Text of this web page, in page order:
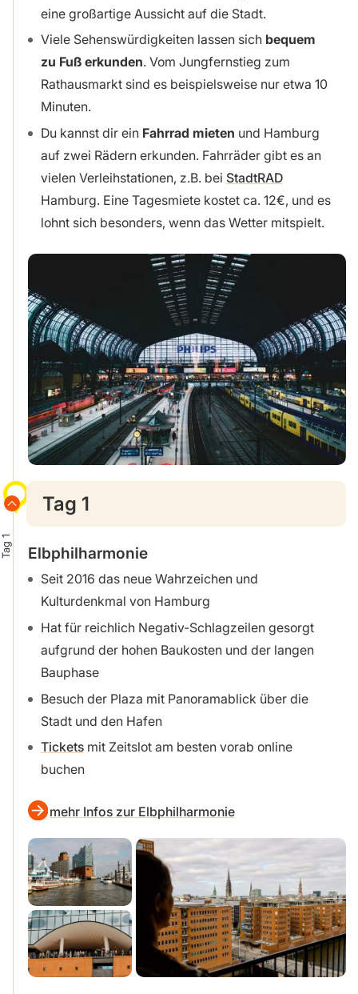
eine großartige Aussicht auf die Stadt.
Viele Sehenswürdigkeiten lassen sich bequem
zu Fuß erkunden. Vom Jungfernstieg zum
Rathausmarkt sind es beispielsweise nur etwa 10
Minuten.
Du kannst dir ein Fahrrad mieten und Hamburg
auf zwei Rädern erkunden. Fahrräder gibt es an
vielen Verleihstationen, z.B. bei StadtRAD
Hamburg. Eine Tagesmiete kostet ca. 12€, und es
lohnt sich besonders, wenn das Wetter mitspielt.
Tag 1
Tag 1
Elbphilharmonie
Seit 2016 das neue Wahrzeichen und
Kulturdenkmal von Hamburg
Hat für reichlich Negativ-Schlagzeilen gesorgt
aufgrund der hohen Baukosten und der langen
Bauphase
Besuch der Plaza mit Panoramablick über die
Stadt und den Hafen
Ticketsmit Zeitslot am besten vorab online
buchen
mehr Infos zur Elbphilharmonie